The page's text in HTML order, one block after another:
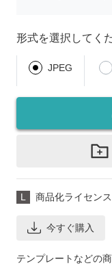
形式を選択してく
JPEG
L 商品化ライセンス
今すぐ購入
テンプレートなどの